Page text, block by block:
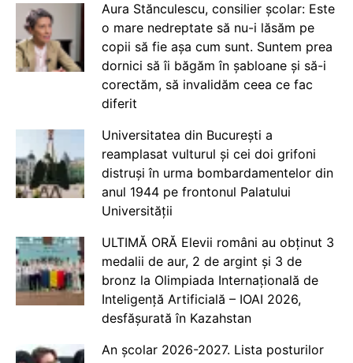
Aura Stănculescu, consilier școlar: Este
o mare nedreptate să nu-i lăsăm pe
copii să fie așa cum sunt. Suntem prea
dornici să îi băgăm în șabloane și să-i
corectăm, să invalidăm ceea ce fac
diferit
Universitatea din București a
reamplasat vulturul și cei doi grifoni
distruși în urma bombardamentelor din
anul 1944 pe frontonul Palatului
Universității
ULTIMĂ ORĂ Elevii români au obținut 3
medalii de aur, 2 de argint și 3 de
bronz la Olimpiada Internațională de
Inteligență Artificială – IOAI 2026,
desfășurată în Kazahstan
An școlar 2026-2027. Lista posturilor